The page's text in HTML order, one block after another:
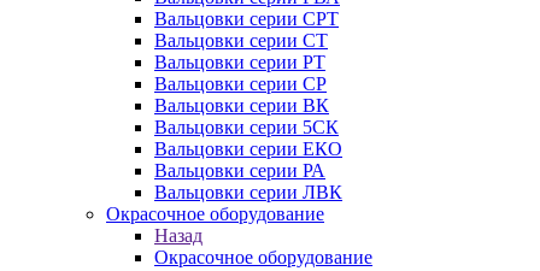
Вальцовки серии СРТ
Вальцовки серии СТ
Вальцовки серии РТ
Вальцовки серии СР
Вальцовки серии ВК
Вальцовки серии 5СК
Вальцовки серии ЕКО
Вальцовки серии РА
Вальцовки серии ЛВК
Окрасочное оборудование
Назад
Окрасочное оборудование